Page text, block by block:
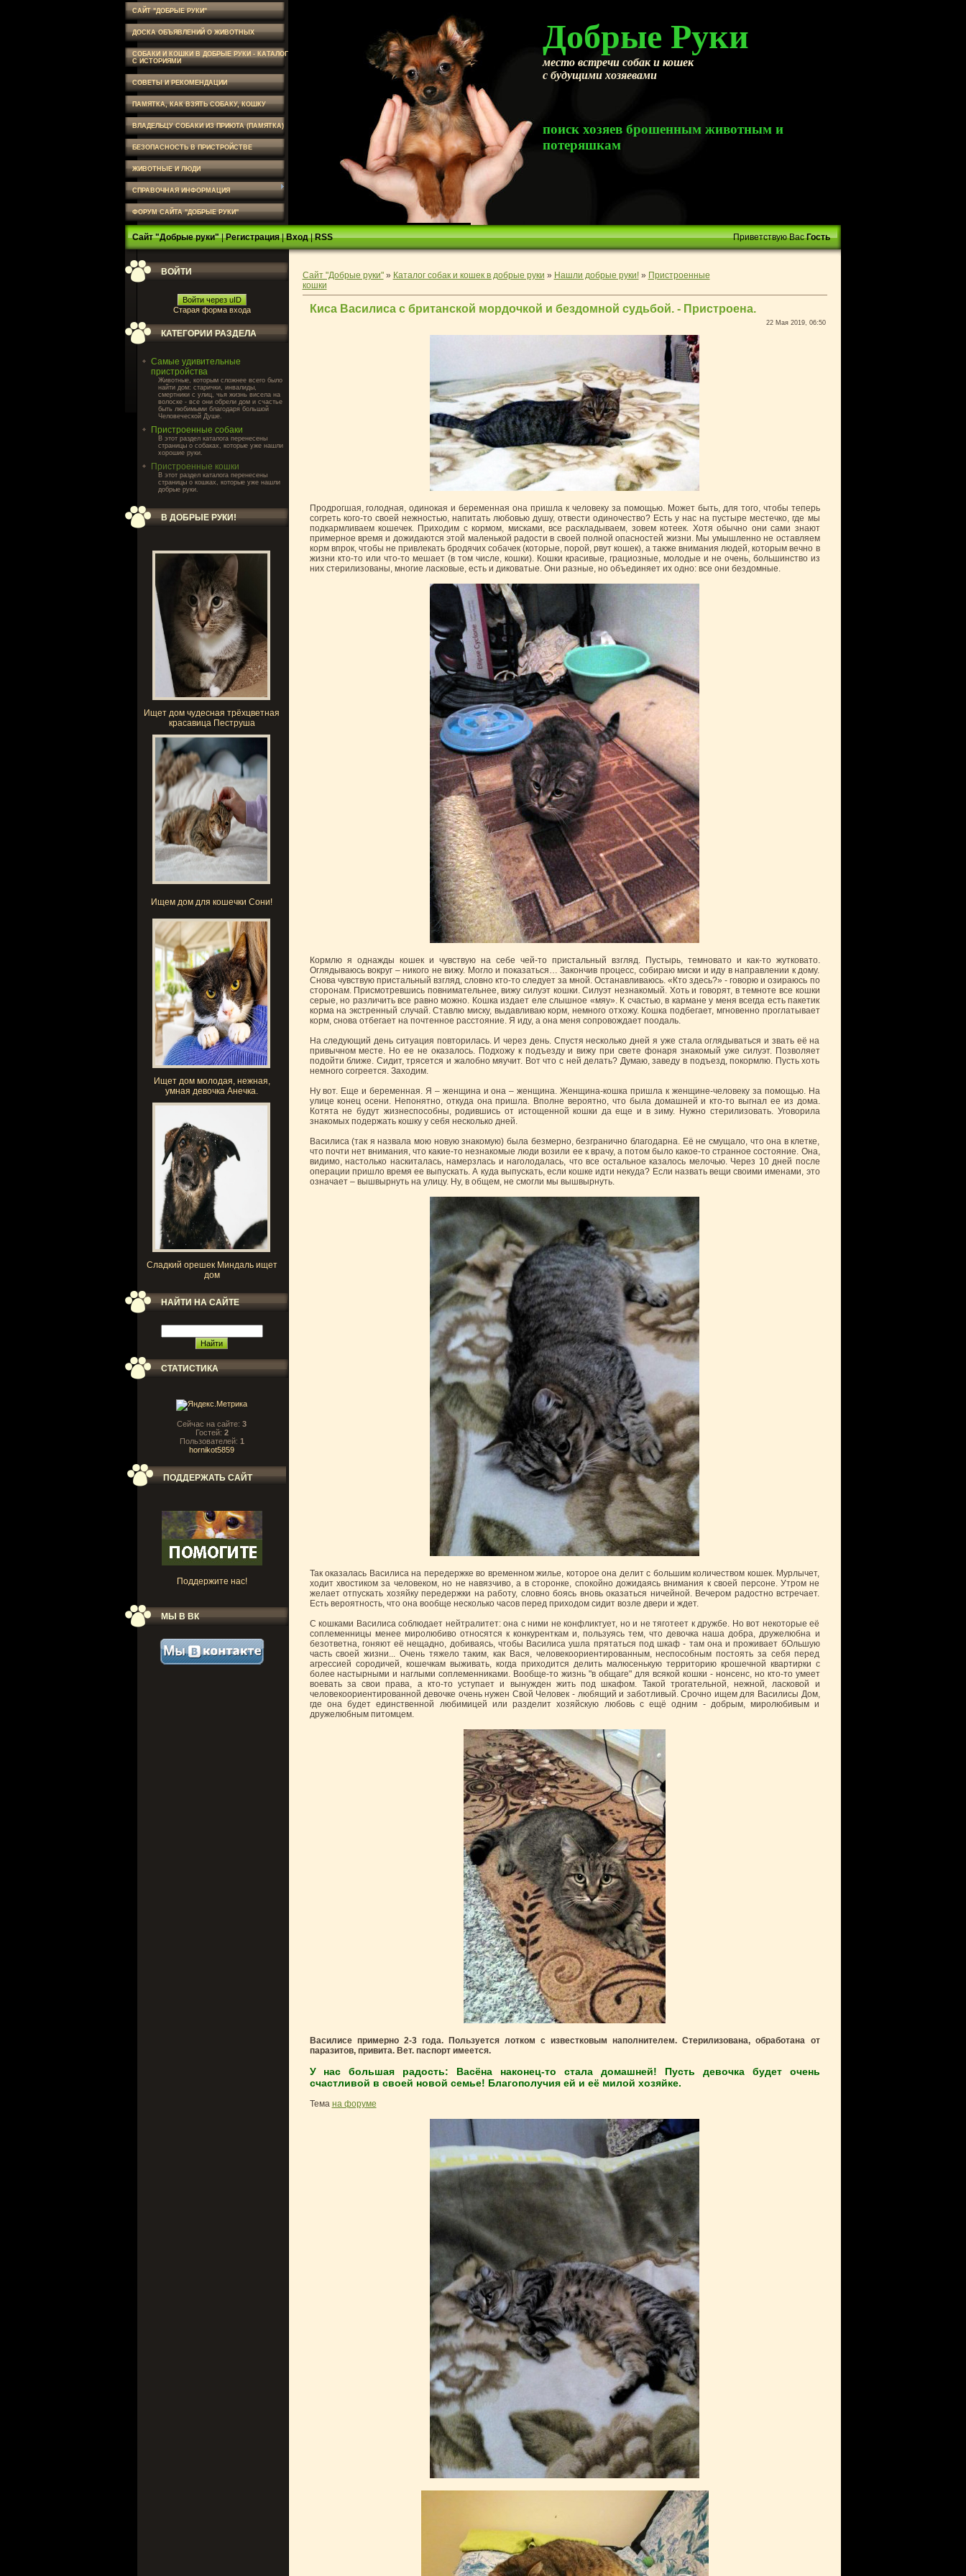
САЙТ "ДОБРЫЕ РУКИ"
ДОСКА ОБЪЯВЛЕНИЙ О ЖИВОТНЫХ
СОБАКИ И КОШКИ В ДОБРЫЕ РУКИ - КАТАЛОГ
С ИСТОРИЯМИ
СОВЕТЫ И РЕКОМЕНДАЦИИ
ПАМЯТКА, КАК ВЗЯТЬ СОБАКУ, КОШКУ
ВЛАДЕЛЬЦУ СОБАКИ ИЗ ПРИЮТА (ПАМЯТКА)
БЕЗОПАСНОСТЬ В ПРИСТРОЙСТВЕ
ЖИВОТНЫЕ И ЛЮДИ
СПРАВОЧНАЯ ИНФОРМАЦИЯ
ФОРУМ САЙТА "ДОБРЫЕ РУКИ"
Добрые Руки
место встречи собак и кошек
с будущими хозяевами
поиск хозяев брошенным животным и
потеряшкам
Сайт "Добрые руки"|Регистрация|Вход|RSS Приветствую Вас Гость
ВОЙТИ
Войти через uID
Старая форма входа
КАТЕГОРИИ РАЗДЕЛА
Самые удивительные
пристройства
Животные, которым сложнее всего было
найти дом: старички, инвалиды,
смертники с улиц, чья жизнь висела на
волоске - все они обрели дом и счастье
быть любимыми благодаря большой
Человеческой Душе.
Пристроенные собаки
В этот раздел каталога перенесены
страницы о собаках, которые уже нашли
хорошие руки.
Пристроенные кошки
В этот раздел каталога перенесены
страницы о кошках, которые уже нашли
добрые руки.
В ДОБРЫЕ РУКИ!
Ищет дом чудесная трёхцветная
красавица Пеструша
Ищем дом для кошечки Сони!
Ищет дом молодая, нежная,
умная девочка Анечка.
Сладкий орешек Миндаль ищет
дом
НАЙТИ НА САЙТЕ
СТАТИСТИКА
Сейчас на сайте: 3
Гостей: 2
Пользователей: 1
hornikot5859
ПОДДЕРЖАТЬ САЙТ
Поддержите нас!
МЫ В ВК
Сайт "Добрые руки"» Каталог собак и кошек в добрые руки » Нашли добрые руки!» Пристроенные
кошки
Киса Василиса с британской мордочкой и бездомной судьбой. - Пристроена.
22 Мая 2019, 06:50
Продрогшая, голодная, одинокая и беременная она пришла к человеку за помощью. Может быть, для того, чтобы теперь
согреть кого-то своей нежностью, напитать любовью душу, отвести одиночество? Есть у нас на пустыре местечко, где мы
подкармливаем кошечек. Приходим с кормом, мисками, все раскладываем, зовем котеек. Хотя обычно они сами знают
примерное время и дожидаются этой маленькой радости в своей полной опасностей жизни. Мы умышленно не оставляем
корм впрок, чтобы не привлекать бродячих собачек (которые, порой, рвут кошек), а также внимания людей, которым вечно в
жизни кто-то или что-то мешает (в том числе, кошки). Кошки красивые, грациозные, молодые и не очень, большинство из
них стерилизованы, многие ласковые, есть и диковатые. Они разные, но объединяет их одно: все они бездомные.
Кормлю я однажды кошек и чувствую на себе чей-то пристальный взгляд. Пустырь, темновато и как-то жутковато.
Оглядываюсь вокруг – никого не вижу. Могло и показаться… Закончив процесс, собираю миски и иду в направлении к дому.
Снова чувствую пристальный взгляд, словно кто-то следует за мной. Останавливаюсь. «Кто здесь?» - говорю и озираюсь по
сторонам. Присмотревшись повнимательнее, вижу силуэт кошки. Силуэт незнакомый. Хоть и говорят, в темноте все кошки
серые, но различить все равно можно. Кошка издает еле слышное «мяу». К счастью, в кармане у меня всегда есть пакетик
корма на экстренный случай. Ставлю миску, выдавливаю корм, немного отхожу. Кошка подбегает, мгновенно проглатывает
корм, снова отбегает на почтенное расстояние. Я иду, а она меня сопровождает поодаль.
На следующий день ситуация повторилась. И через день. Спустя несколько дней я уже стала оглядываться и звать её на
привычном месте. Но ее не оказалось. Подхожу к подъезду и вижу при свете фонаря знакомый уже силуэт. Позволяет
подойти ближе. Сидит, трясется и жалобно мяучит. Вот что с ней делать? Думаю, заведу в подъезд, покормлю. Пусть хоть
немного согреется. Заходим.
Ну вот. Еще и беременная. Я – женщина и она – женщина. Женщина-кошка пришла к женщине-человеку за помощью. На
улице конец осени. Непонятно, откуда она пришла. Вполне вероятно, что была домашней и кто-то выгнал ее из дома.
Котята не будут жизнеспособны, родившись от истощенной кошки да еще и в зиму. Нужно стерилизовать. Уговорила
знакомых подержать кошку у себя несколько дней.
Василиса (так я назвала мою новую знакомую) была безмерно, безгранично благодарна. Её не смущало, что она в клетке,
что почти нет внимания, что какие-то незнакомые люди возили ее к врачу, а потом было какое-то странное состояние. Она,
видимо, настолько наскиталась, намерзлась и наголодалась, что все остальное казалось мелочью. Через 10 дней после
операции пришло время ее выпускать. А куда выпускать, если кошке идти некуда? Если назвать вещи своими именами, это
означает – вышвырнуть на улицу. Ну, в общем, не смогли мы вышвырнуть.
Так оказалась Василиса на передержке во временном жилье, которое она делит с большим количеством кошек. Мурлычет,
ходит хвостиком за человеком, но не навязчиво, а в сторонке, спокойно дожидаясь внимания к своей персоне. Утром не
желает отпускать хозяйку передержки на работу, словно боясь вновь оказаться ничейной. Вечером радостно встречает.
Есть вероятность, что она вообще несколько часов перед приходом сидит возле двери и ждет.
С кошками Василиса соблюдает нейтралитет: она с ними не конфликтует, но и не тяготеет к дружбе. Но вот некоторые её
соплеменницы менее миролюбиво относятся к конкуренткам и, пользуясь тем, что девочка наша добра, дружелюбна и
безответна, гоняют её нещадно, добиваясь, чтобы Василиса ушла прятаться под шкаф - там она и проживает бОльшую
часть своей жизни... Очень тяжело таким, как Вася, человекоориентированным, неспособным постоять за себя перед
агрессией сородичей, кошечкам выживать, когда приходится делить малюсенькую территорию крошечной квартирки с
более настырными и наглыми соплеменниками. Вообще-то жизнь "в общаге" для всякой кошки - нонсенс, но кто-то умеет
воевать за свои права, а кто-то уступает и вынужден жить под шкафом. Такой трогательной, нежной, ласковой и
человекоориентированной девочке очень нужен Свой Человек - любящий и заботливый. Срочно ищем для Василисы Дом,
где она будет единственной любимицей или разделит хозяйскую любовь с ещё одним - добрым, миролюбивым и
дружелюбным питомцем.
Василисе примерно 2-3 года. Пользуется лотком с известковым наполнителем. Стерилизована, обработана от
паразитов, привита. Вет. паспорт имеется.
У нас большая радость: Васёна наконец-то стала домашней! Пусть девочка будет очень
счастливой в своей новой семье! Благополучия ей и её милой хозяйке.
Тема на форуме